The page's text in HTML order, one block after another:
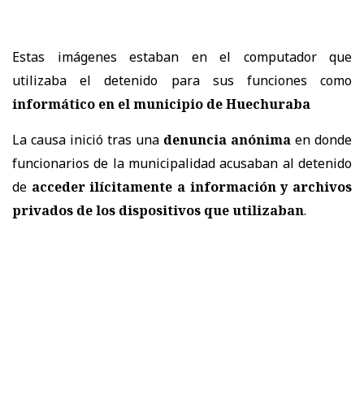
Estas imágenes estaban en el computador que
utilizaba el detenido para sus funciones como
informático en el municipio de Huechuraba
La causa inició tras una denuncia anónima en donde
funcionarios de la municipalidad acusaban al detenido
de acceder ilícitamente a información y archivos
privados de los dispositivos que utilizaban.